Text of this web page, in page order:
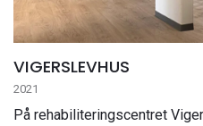
VIGERSLEVHUS
2021
På rehabiliteringscentret